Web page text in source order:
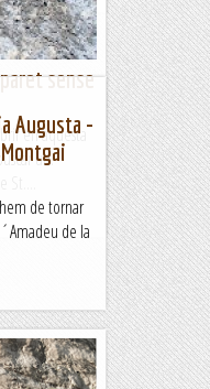
sense
en aquesta
un.
Augusta -
de tornar
de la